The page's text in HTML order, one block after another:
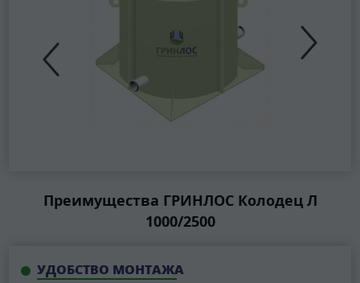
Преимущества ГРИНЛОС Колодец Л
1000/2500
УДОБСТВО МОНТАЖА